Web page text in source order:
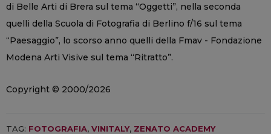
di Belle Arti di Brera sul tema “Oggetti”, nella seconda
quelli della Scuola di Fotografia di Berlino f/16 sul tema
“Paesaggio”, lo scorso anno quelli della Fmav - Fondazione
Modena Arti Visive sul tema “Ritratto”.
Copyright © 2000/2026
TAG: FOTOGRAFIA, VINITALY, ZENATO ACADEMY